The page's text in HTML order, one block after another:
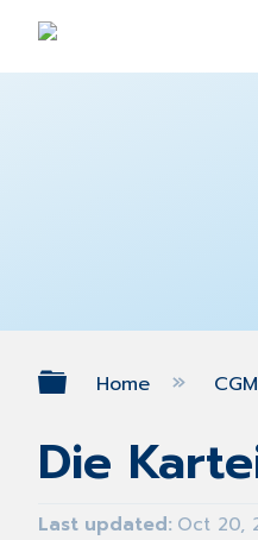
Expand/
Home
Die
Last updated Oct 20,